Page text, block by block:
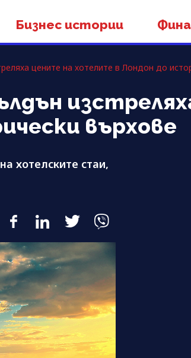
Бизнес истории
цените на хотелите в Лондон до
върхове
хотелските стаи,